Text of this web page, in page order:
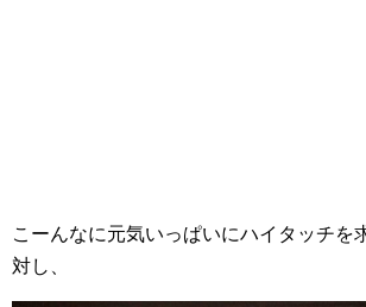
こーんなに元気いっぱいにハイタッチを
対し、